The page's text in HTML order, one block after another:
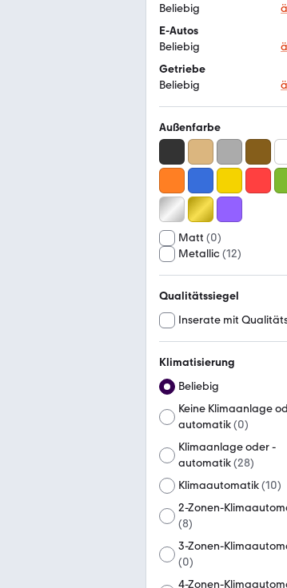
Beliebig
E-Autos
Beliebig
Getriebe
Beliebig
Außenfarbe
Matt (0)
Metallic(12)
Qualitätssiegel
Inserate mit
Klimatisierung
Beliebig
Keine Klimaanlage
automatik(0)
Klimaanlage oder -
automatik(28)
Klimaautomatik(10)
2-Zonen-
(8)
3-Zonen-
(0)
4-Zonen-